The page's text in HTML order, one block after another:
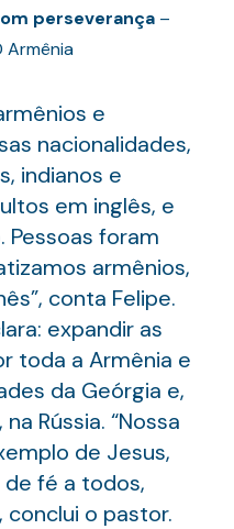
perseverança–
Armênia
e
nacionalidades,
indianos e
em inglês, e
Pessoas foram
armênios,
conta Felipe.
expandir as
toda a Armênia e
da Geórgia e,
Rússia. “Nossa
de Jesus,
fé a todos,
conclui o pastor.